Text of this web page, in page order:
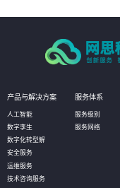
产品与解决方案
人工智能
数字孪生
数字化转型解
安全服务
运维服务
技术咨询服务
服务体系
服务级别
服务网络